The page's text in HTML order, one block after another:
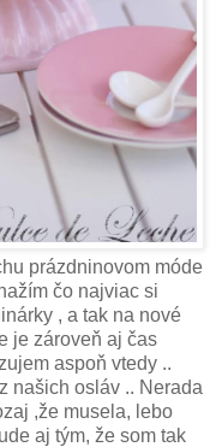
prázdninovom móde
čo najviac si
, a tak na nové
je zároveň aj čas
aspoň vtedy ..
našich osláv .. Nerada
,že musela, lebo
aj tým, že som tak